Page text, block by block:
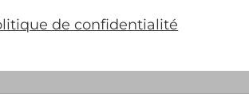
de confidentialité